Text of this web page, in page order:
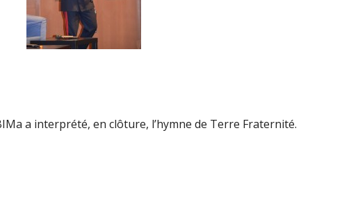
a interprété, en clôture, l’hymne de Terre Fraternité.